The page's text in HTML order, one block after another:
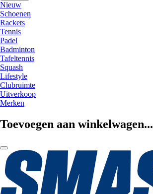
Nieuw
Schoenen
Rackets
Tennis
Padel
Badminton
Tafeltennis
Squash
Lifestyle
Clubruimte
Uitverkoop
Merken
Toevoegen aan winkelwagen...